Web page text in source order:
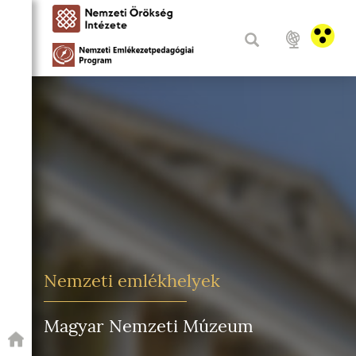
Nemzeti emlékhelyek
Magyar Nemzeti Múzeum